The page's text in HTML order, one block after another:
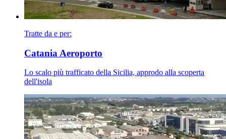
Tratte da e per:
Catania Aeroporto
Lo scalo più trafficato della Sicilia, approdo alla scoperta
dell'isola